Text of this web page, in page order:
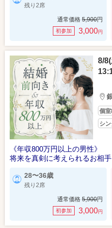
残り2席
通常価格 5,900円
初参加 3,000円
8/
個
シ
《年収800万円以上の男性》
将来を真剣に考えられるお相手
28〜36歳
残り2席
通常価格 5,900円
初参加 3,000円